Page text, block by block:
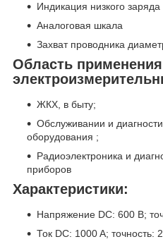
Индикация низкого заряда
Аналоговая шкала
Захват проводника
Область
ЖКХ, в быту;
Обслуживании и
оборудования ;
Радиоэлектроника и
приборов
Характеристики:
Напряжение DC: 600 В;
Ток DC: 1000 A; точность: